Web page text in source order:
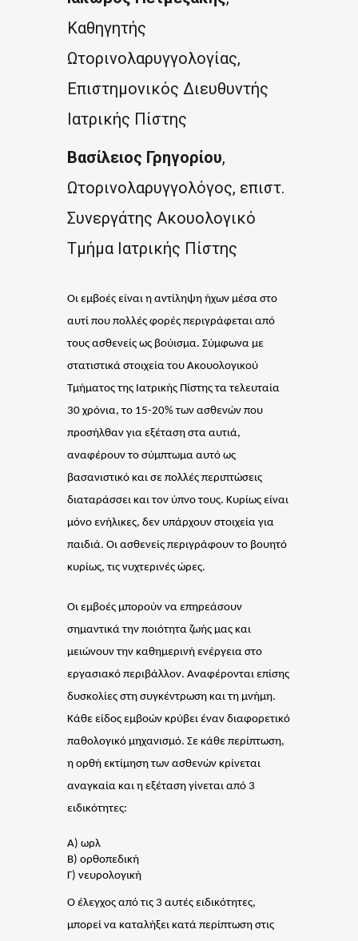
Καθηγητής
Ωτορινολαρυγγολογίας,
Επιστημονικός Διευθυντής
Ιατρικής Πίστης
Βασίλειος Γρηγορίου,
Ωτορινολαρυγγολόγος, επιστ.
Συνεργάτης Ακουολογικό
Τμήμα Ιατρικής Πίστης
Οι εμβοές είναι η αντίληψη ήχων μέσα στο
αυτί που πολλές φορές περιγράφεται από
τους ασθενείς ως βούισμα. Σύμφωνα με
στατιστικά στοιχεία του Ακουολογικού
Τμήματος της Ιατρικής Πίστης τα τελευταία
30 χρόνια, το 15-20% των ασθενών που
προσήλθαν για εξέταση στα αυτιά,
αναφέρουν το σύμπτωμα αυτό ως
βασανιστικό και σε πολλές περιπτώσεις
διαταράσσει και τον ύπνο τους. Κυρίως είναι
μόνο ενήλικες, δεν υπάρχουν στοιχεία για
παιδιά. Οι ασθενείς περιγράφουν το βουητό
κυρίως, τις νυχτερινές ώρες.
Οι εμβοές μπορούν να επηρεάσουν
σημαντικά την ποιότητα ζωής μας και
μειώνουν την καθημερινή ενέργεια στο
εργασιακό περιβάλλον. Αναφέρονται επίσης
δυσκολίες στη συγκέντρωση και τη μνήμη.
Κάθε είδος εμβοών κρύβει έναν διαφορετικό
παθολογικό μηχανισμό. Σε κάθε περίπτωση,
η ορθή εκτίμηση των ασθενών κρίνεται
αναγκαία και η εξέταση γίνεται από 3
ειδικότητες:
Α) ωρλ
Β) ορθοπεδική
Γ) νευρολογική
Ο έλεγχος από τις 3 αυτές ειδικότητες,
μπορεί να καταλήξει κατά περίπτωση στις